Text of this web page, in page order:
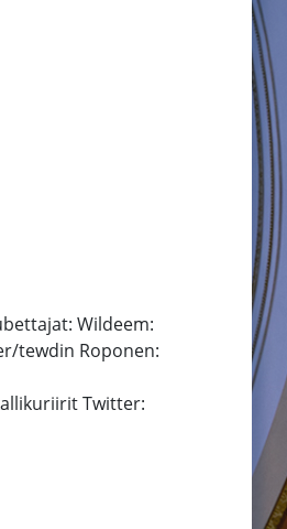
Wildeem:
tewdin Roponen:
Twitter: